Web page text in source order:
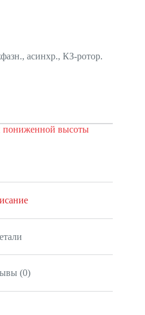
асинхр., КЗ-ротор.
пониженной высоты
(0)